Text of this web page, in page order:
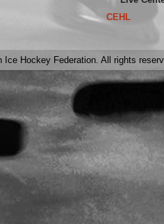
CEHL
Hockey Federation. All rights